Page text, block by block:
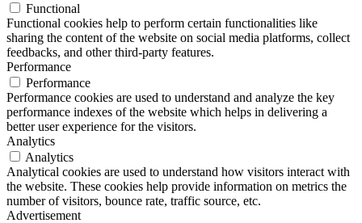
Functional
Functional cookies help to perform certain functionalities like
sharing the content of the website on social media platforms, collect
feedbacks, and other third-party features.
Performance
Performance
Performance cookies are used to understand and analyze the key
performance indexes of the website which helps in delivering a
better user experience for the visitors.
Analytics
Analytics
Analytical cookies are used to understand how visitors interact with
the website. These cookies help provide information on metrics the
number of visitors, bounce rate, traffic source, etc.
Advertisement